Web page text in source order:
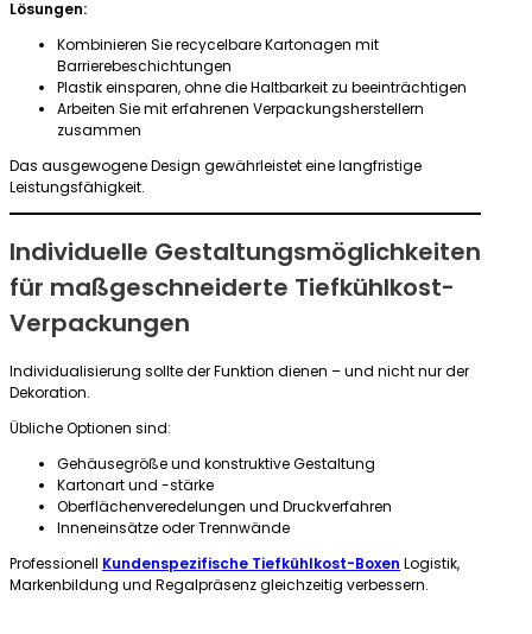
Lösungen:
Kombinieren Sie recycelbare Kartonagen mit
Barrierebeschichtungen
Plastik einsparen, ohne die Haltbarkeit zu beeinträchtigen
Arbeiten Sie mit erfahrenen Verpackungsherstellern
zusammen
Das ausgewogene Design gewährleistet eine langfristige
Leistungsfähigkeit.
Individuelle Gestaltungsmöglichkeiten
für maßgeschneiderte Tiefkühlkost-
Verpackungen
Individualisierung sollte der Funktion dienen – und nicht nur der
Dekoration.
Übliche Optionen sind:
Gehäusegröße und konstruktive Gestaltung
Kartonart und -stärke
Oberflächenveredelungen und Druckverfahren
Inneneinsätze oder Trennwände
Professionell Kundenspezifische Tiefkühlkost-Boxen Logistik,
Markenbildung und Regalpräsenz gleichzeitig verbessern.